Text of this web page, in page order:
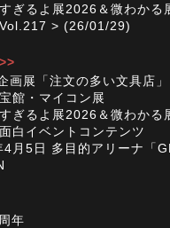
ぎるよ展2026＆微わかる
> (26/01/29)
>>
画展「注文の多い文具店」
館・マイコン展
ぎるよ展2026＆微わかる
白イベントコンテンツ
月5日 多目的アリーナ「
年